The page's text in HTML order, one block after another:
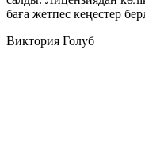
баға жетпес кеңестер
Виктория Голуб